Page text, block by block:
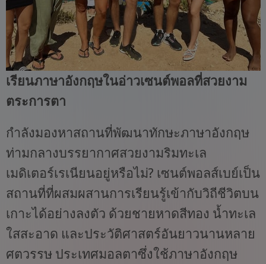
เรียนภาษาอังกฤษในอ่าวเซนต์พอลที่สวยงาม
ตระการตา
กำลังมองหาสถานที่พัฒนาทักษะภาษาอังกฤษ
ท่ามกลางบรรยากาศสวยงามริมทะเล
เมดิเตอร์เรเนียนอยู่หรือไม่? เซนต์พอลส์เบย์เป็น
สถานที่ที่ผสมผสานการเรียนรู้เข้ากับวิถีชีวิตบน
เกาะได้อย่างลงตัว ด้วยชายหาดสีทอง น้ำทะเล
ใสสะอาด และประวัติศาสตร์อันยาวนานหลาย
ศตวรรษ ประเทศมอลตาซึ่งใช้ภาษาอังกฤษ